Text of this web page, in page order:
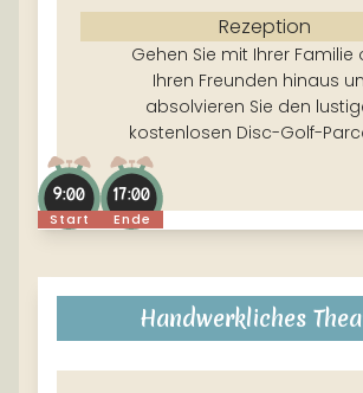
Rezeption
Gehen Sie mit Ihrer Familie
Ihren Freunden hinaus
absolvieren Sie den
kostenlosen Disc-Golf-
Start
9:00
Ende
17:00
Handwerkliches